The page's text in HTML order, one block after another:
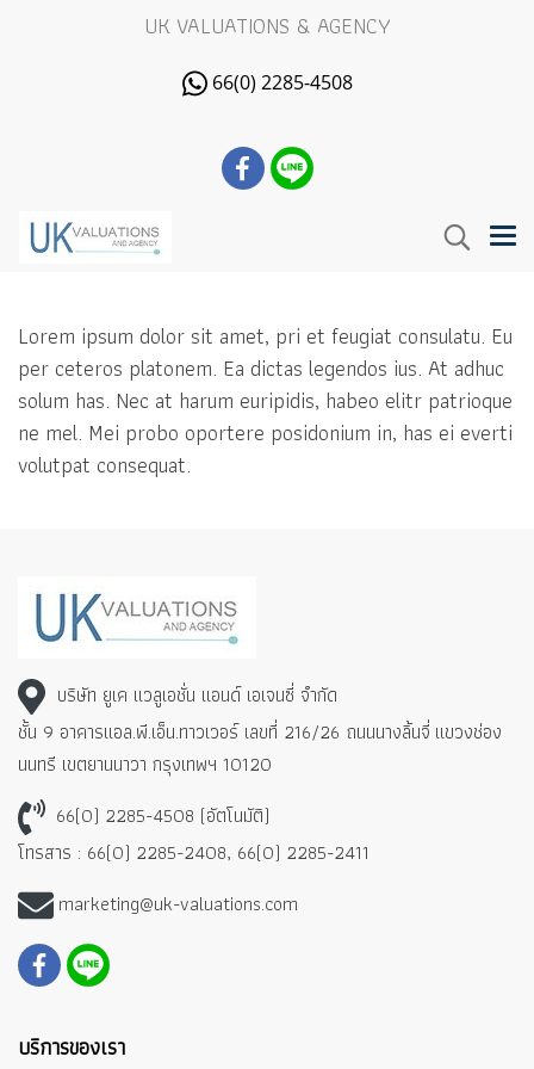
UK VALUATIONS & AGENCY
66(0) 2285-4508
Lorem ipsum dolor sit amet, pri et feugiat consulatu. Eu
per ceteros platonem. Ea dictas legendos ius. At adhuc
solum has. Nec at harum euripidis, habeo elitr patrioque
ne mel. Mei probo oportere posidonium in, has ei everti
volutpat consequat.
บริษัท ยูเค แวลูเอชั่น แอนด์ เอเจนซี่ จำกัด
ชั้น 9 อาคารแอล.พี.เอ็น.ทาวเวอร์ เลขที่ 216/26 ถนนนางลิ้นจี่ แขวงช่อง
นนทรี เขตยานนาวา กรุงเทพฯ 10120
66(0) 2285-4508 (อัตโนมัติ)
โทรสาร : 66(0) 2285-2408, 66(0) 2285-2411
marketing@uk-valuations.com
บริการของเรา